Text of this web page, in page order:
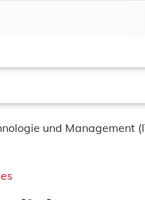
und Management